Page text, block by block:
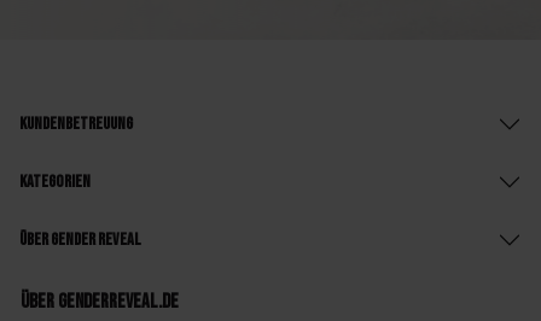
Kundenbetreuung
Kategorien
Über Gender Reveal
Über GenderReveal.de